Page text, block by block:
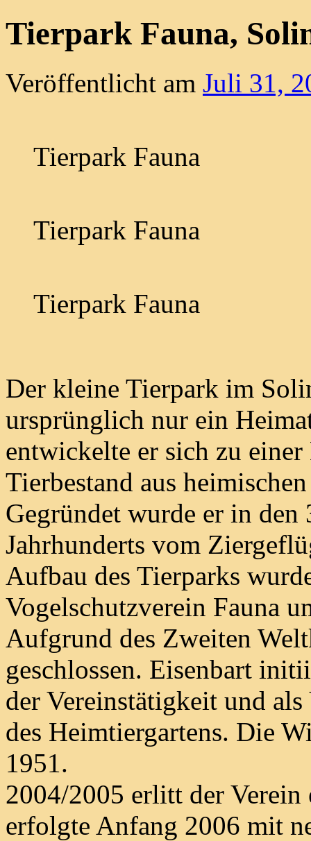
Tierpark Fauna,
Veröffentlicht am Juli 31,
Tierpark Fauna
Tierpark Fauna
Tierpark Fauna
Der kleine Tierpark im
ursprünglich nur ein
entwickelte er sich zu
Tierbestand aus
Gegründet wurde er in den
Jahrhunderts vom
Aufbau des Tierparks
Vogelschutzverein Fauna
Aufgrund des Zweiten
geschlossen. Eisenbart
der Vereinstätigkeit und
des Heimtiergartens. Die
1951.
2004/2005 erlitt der
erfolgte Anfang 2006 mit